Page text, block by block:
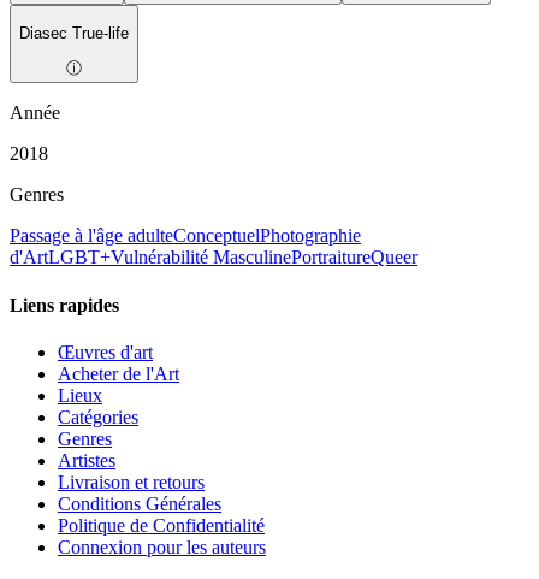
Diasec True-life
ⓘ
Année
2018
Genres
Passage à l'âge adulteConceptuelPhotographie
d'ArtLGBT+Vulnérabilité MasculinePortraitureQueer
Liens rapides
Œuvres d'art
Acheter de l'Art
Lieux
Catégories
Genres
Artistes
Livraison et retours
Conditions Générales
Politique de Confidentialité
Connexion pour les auteurs